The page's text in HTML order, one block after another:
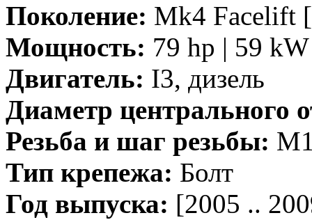
Поколение: Mk4 Facelift
Мощность: 79 hp | 59
Двигатель: I3, дизель
Диаметр центрального
Резьба и шаг резьбы:
Тип крепежа: Болт
Год выпуска: [2005 ..